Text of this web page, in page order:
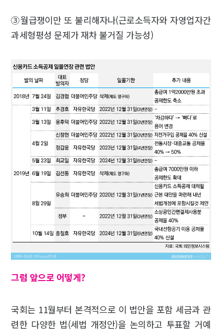
③월급쟁이만 또 불리해자나(근로소득자와 자영업자간
과세형평성 문제가 재차 불거질 가능성)
그럼 앞으로 어떻게?
국회는 11월부터 본격적으로 이 법안을 포함 세금과 관
련한 다양한 법(세법 개정안)을 논의하고 투표할 거예